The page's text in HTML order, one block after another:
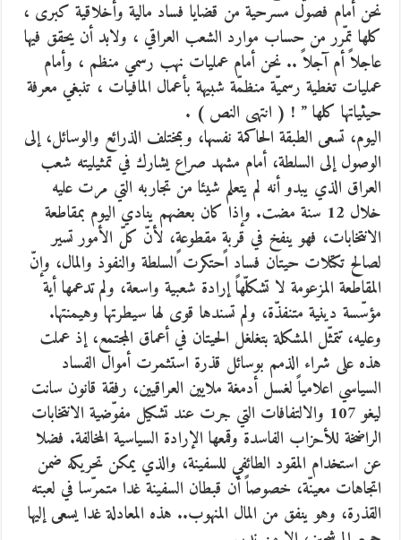
نحن أمام فصول مسرحية من قضايا فساد مالية وأخلاقية كبرى ،
كلها تمّرر من حساب موارد الشعب العراقي ، ولابد أن يحقق فيها
عاجلاً أم آجلاً .. نحن أمام عمليات نهب رسمي منظم ، وأمام
عمليات تغطية رسميّة منظمّة شبيهة بأعمال المافيات ، تنبغي معرفة
حيثياتها كلها ” ! ( انتهى النص ) .
اليوم، تسعى الطبقة الحاكمة نفسها، وبمختلف الذرائع والوسائل، إلى
الوصول إلى السلطة، أمام مشهد صراع يشارك في تمثيليته شعب
العراق الذي يبدو أنه لم يتعلم شيئا من تجاربه التي مرت عليه
خلال 12 سنة مضت. وإذا كان بعضهم ينادي اليوم بمقاطعة
الانتخابات، فهو ينفخ في قربةٍ مقطوعةٍ، لأنّ كلّ الأمور تسير
لصالح تكتلات حيتان فسادٍ احتكرت السلطة والنفوذ والمال، وإنّ
المقاطعة المزعومة لا تشكلّها إرادة شعبية واسعة، ولم تدعمها أية
مؤسّسة دينية متنفذّة، ولم تسندها قوى لها سيطرتها وهيمنتها.
وعليه، تتمثّل المشكلة بتغلغل الحيتان في أعماق المجتمع، إذ عملت
هذه على شراء الذمم بوسائل قذرة استثمرت أموال الفساد
السياسي اعلامياً لغسل أدمغة ملايين العراقيين، رفقة قانون سانت
ليغو 107 والالتفافات التي جرت عند تشكيل مفوّضية الانتخابات
الراضخة للأحزاب الفاسدة وقمعها الإرادة السياسية المخالفة. فضلا
عن استخدام المقود الطائفي للسفينة، والذي يمكن تحريكه ضمن
اتجاهات معينّة، خصوصاً أن قبطان السفينة غدا متمرّسا في لعبته
القذرة، وهو ينفق من المال المنهوب.. هذه المعادلة غدا يسعى إليها